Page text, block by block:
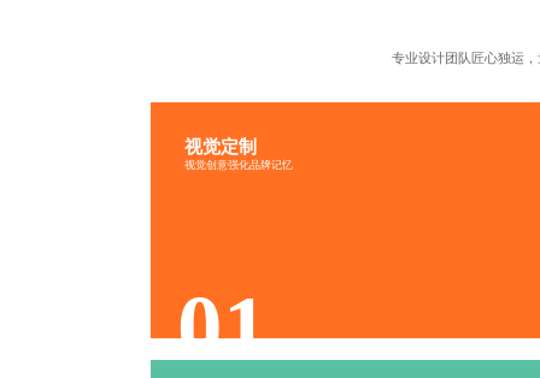
专业设计团队匠心独运
视觉定制
视觉创意强化品牌记忆
01